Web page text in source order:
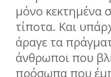
µόνο κεκτηµένα
τίποτα. Και
άραγε τα
άνθρωποι που
πρόσωπα που